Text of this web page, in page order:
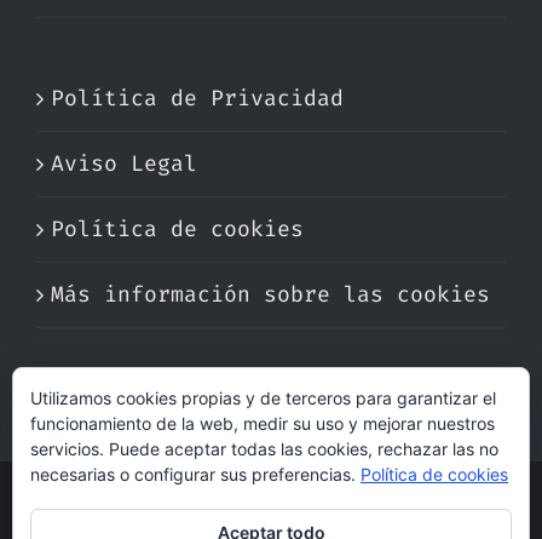
Política de Privacidad
Aviso Legal
Política de cookies
Más información sobre las cookies
Utilizamos cookies propias y de terceros para garantizar el
funcionamiento de la web, medir su uso y mejorar nuestros
servicios. Puede aceptar todas las cookies, rechazar las no
necesarias o configurar sus preferencias. Política de cookies
Aceptar todo